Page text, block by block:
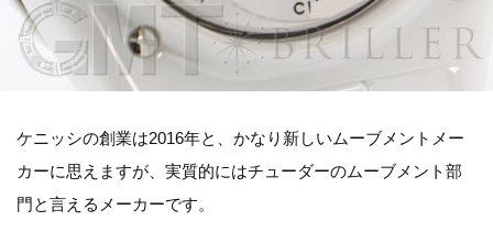
ケニッシの創業は2016年と、かなり新しいムーブメントメー
カーに思えますが、実質的にはチューダーのムーブメント部
門と言えるメーカーです。